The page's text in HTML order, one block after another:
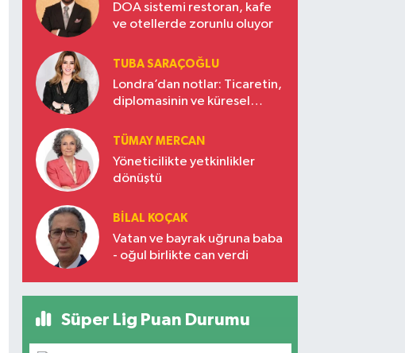
DOA sistemi restoran, kafe
ve otellerde zorunlu oluyor
TUBA SARAÇOĞLU
Londra’dan notlar: Ticaretin,
diplomasinin ve küresel
Türkiye’nin yükselen gücü
TÜMAY MERCAN
Yöneticilikte yetkinlikler
dönüştü
BILAL KOÇAK
Vatan ve bayrak uğruna baba
- oğul birlikte can verdi
Süper Lig Puan Durumu